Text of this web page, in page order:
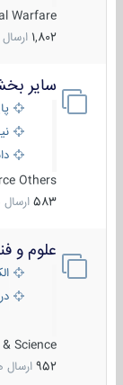
Warfare
1,802 ارسال ها
سایر
Others
583 ارسال ها
علوم و
& Science
952 ارسال ها